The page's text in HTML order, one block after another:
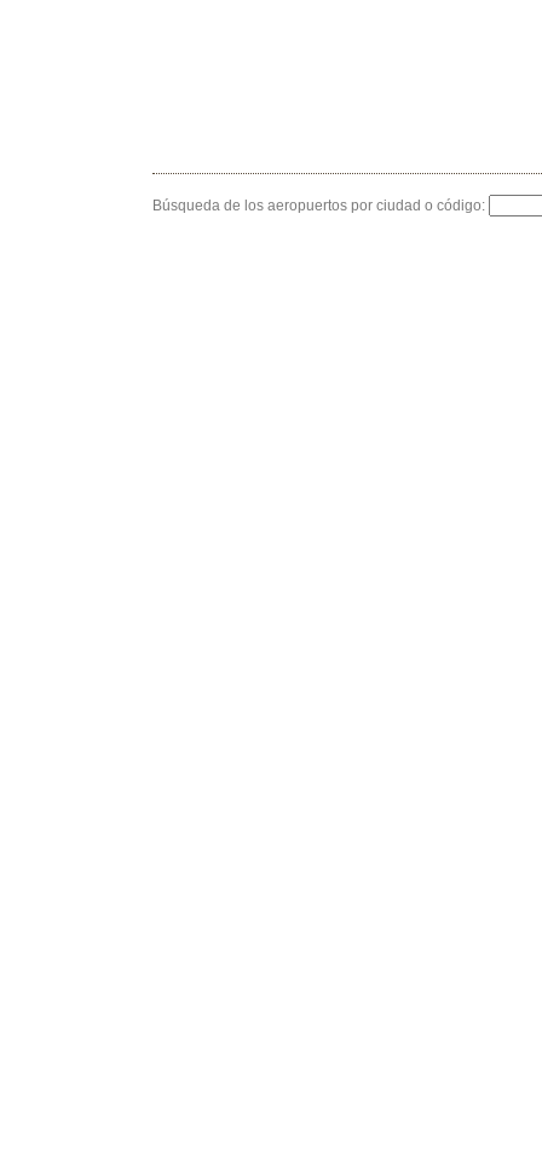
Búsqueda de los aeropuertos por ciudad o código: